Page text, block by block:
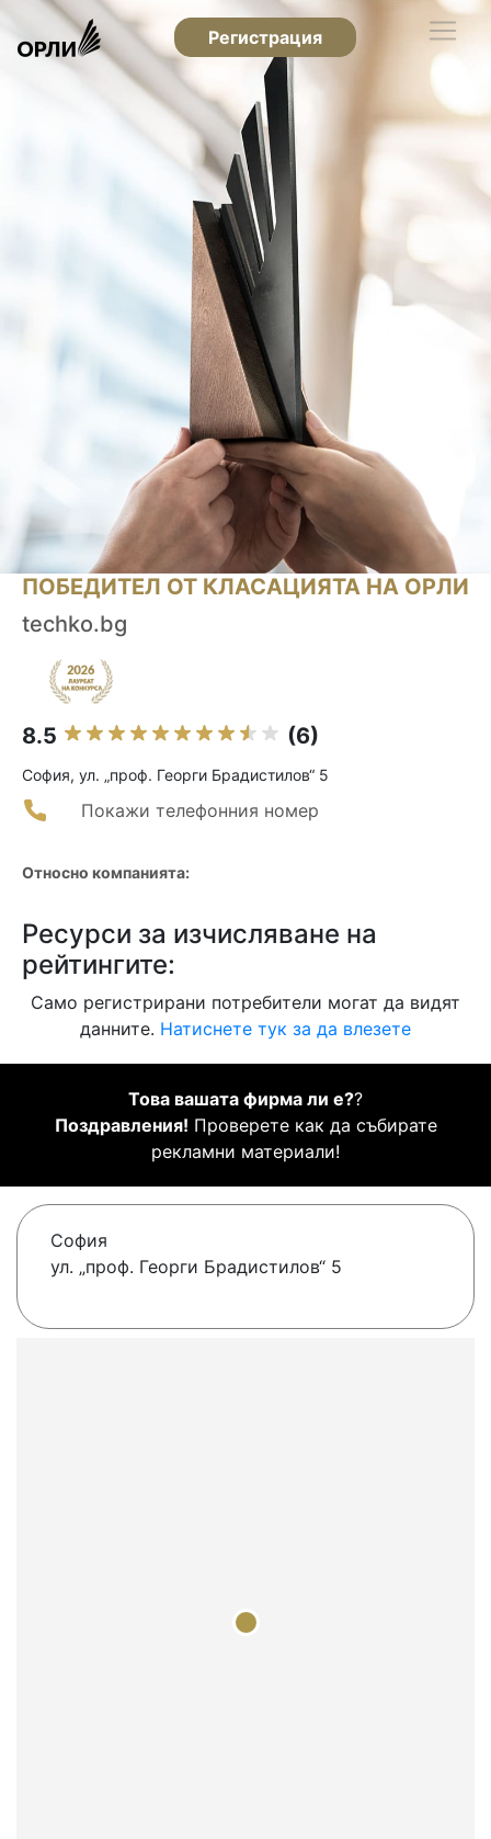
Регистрация
ПОБЕДИТЕЛ ОТ КЛАСАЦИЯТА НА ОРЛИ
techko.bg
8.5 (6)
София, ул. „проф. Георги Брадистилов“ 5
Покажи телефонния номер
Относно компанията:
Ресурси за изчисляване на
рейтингите:
Само регистрирани потребители могат да видят
данните. Натиснете тук за да влезете
Това вашата фирма ли е??
Поздравления! Проверете как да събирате
рекламни материали!
София
ул. „проф. Георги Брадистилов“ 5